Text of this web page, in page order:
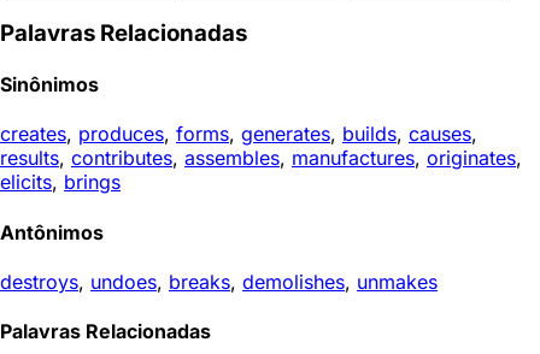
Palavras Relacionadas
Sinônimos
creates, produces, forms, generates, builds, causes,
results, contributes, assembles, manufactures, originates,
elicits, brings
Antônimos
destroys, undoes, breaks, demolishes, unmakes
Palavras Relacionadas